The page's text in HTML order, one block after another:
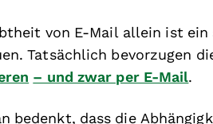
von E-Mail allein ist
Tatsächlich bevorzugen
– und zwar per E-Mail.
bedenkt, dass die